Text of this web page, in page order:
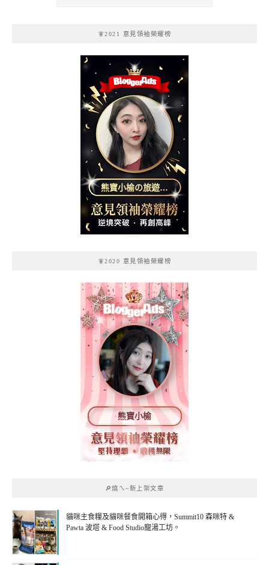
🧚2021 意見領袖榮耀榜
熊寶小榆の旅遊日
記
🧚2020 意見領袖榮耀榜
熊寶小榆
🔎燒ㄟ~新上架文章
貓咪主食糧及貓咪餐食開箱心得，Summit10 森咪特 &
Pawta 波塔 & Food Studio寵湯工坊。